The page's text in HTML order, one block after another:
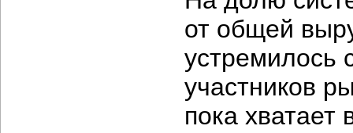
от общей
устремилось
участников
пока